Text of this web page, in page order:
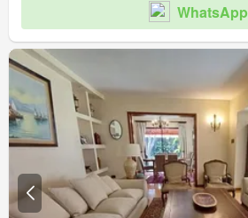
WhatsApp